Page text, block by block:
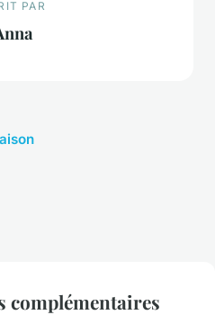
PAR
complémentaires